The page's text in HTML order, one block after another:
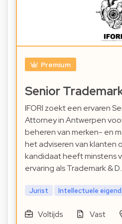
Premium
Senior
IFORI zoekt een ervaren
Attorney in Antwerpen
beheren van merken- en
het adviseren van klanten
kandidaat heeft minstens
ervaring als Trademark &
Jurist Intellectuele
Voltijds Vast